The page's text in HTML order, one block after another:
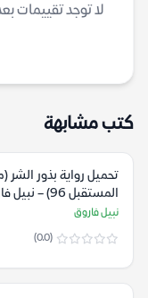
لا توجد تقييمات
كتب مشابهة
تحميل رواية بذور الشر
المستقبل 96) – نبيل فاروق
نبيل فاروق
(0.0)